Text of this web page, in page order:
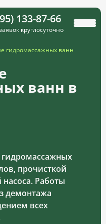
133-87-66
круглосуточно
гидромассажных ванн
ванн в
прочисткой
Работы
демонтажа
всех